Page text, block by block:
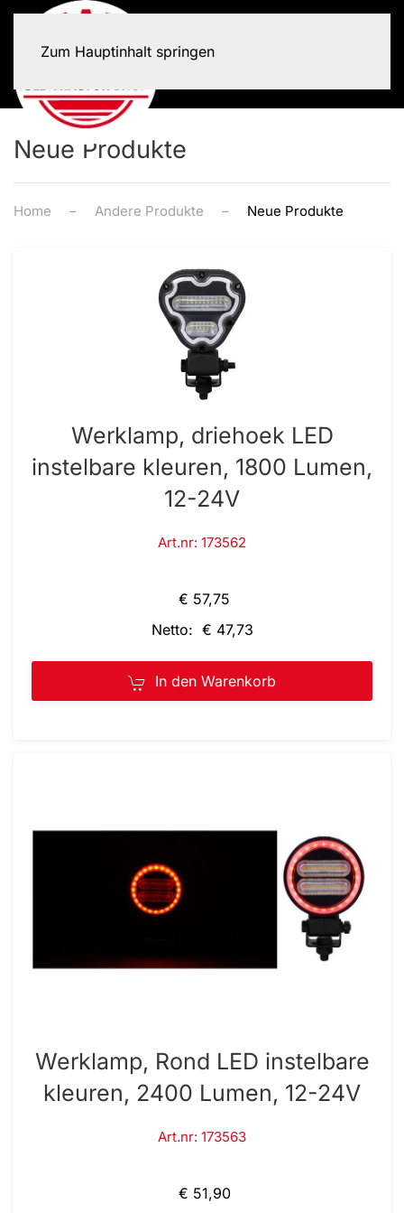
Zum Hauptinhalt springen
Neue Produkte
Home Andere Produkte Neue Produkte
Werklamp, driehoek LED
instelbare kleuren, 1800 Lumen,
12-24V
Art.nr: 173562
€ 57,75
Netto: € 47,73
In den Warenkorb
Werklamp, Rond LED instelbare
kleuren, 2400 Lumen, 12-24V
Art.nr: 173563
€ 51,90